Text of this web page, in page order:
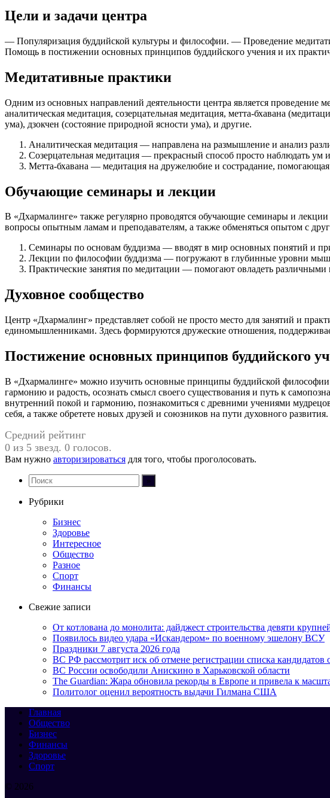
Цели и задачи центра
— Популяризация буддийской культуры и философии. — Проведение
Помощь в постижении основных принципов буддийского учения и их
Медитативные практики
Одним из основных направлений деятельности центра является
аналитическая медитация, созерцательная медитация, метта-бхавана
ума), дзокчен (состояние природной ясности ума), и другие.
Аналитическая медитация — направлена на размышление и анализ
Созерцательная медитация — прекрасный способ просто наблюдать ум
Метта-бхавана — медитация на дружелюбие и сострадание,
Обучающие семинары и лекции
В «Дхармалинге» также регулярно проводятся обучающие семинары и
вопросы опытным ламам и преподавателям, а также обменяться опытом с
Семинары по основам буддизма — вводят в мир основных понятий и
Лекции по философии буддизма — погружают в глубинные уровни
Практические занятия по медитации — помогают овладеть
Духовное сообщество
Центр «Дхармалинг» представляет собой не просто место для занятий и
единомышленниками. Здесь формируются дружеские отношения,
Постижение основных принципов буддийского
В «Дхармалинге» можно изучить основные принципы буддийской
гармонию и радость, осознать смысл своего существования и путь к
внутренний покой и гармонию, познакомиться с древними учениями
себя, а также обретете новых друзей и союзников на пути духовного развития.
Средний рейтинг
0 из 5 звезд. 0 голосов.
Вам нужно авторизироваться для того, чтобы проголосовать.
Рубрики
Бизнес
Здоровье
Интересное
Общество
Разное
Спорт
Финансы
Свежие записи
От котлована до монолита: дайджест строительства девяти
Появилось видео удара «Искандером» по военному эшелону ВСУ
Праздники 7 августа 2026 года
ВС РФ рассмотрит иск об отмене регистрации списка
ВС России освободили Анискино в Харьковской области
The Guardian: Жара обновила рекорды в Европе и привела к
Политолог оценил вероятность выдачи Гилмана США
Главная
Общество
Бизнес
Финансы
Здоровье
Спорт
© 2026